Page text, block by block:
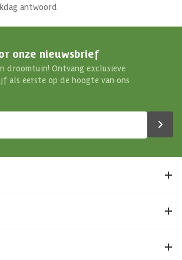
antwoord
onze nieuwsbrief
droomtuin! Ontvang exclusieve
als eerste op de hoogte van ons